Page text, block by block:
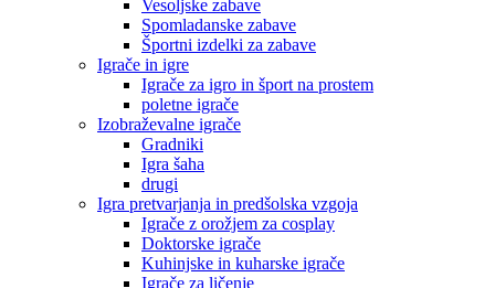
Vesoljske zabave
Spomladanske zabave
Športni izdelki za zabave
Igrače in igre
Igrače za igro in šport na prostem
poletne igrače
Izobraževalne igrače
Gradniki
Igra šaha
drugi
Igra pretvarjanja in predšolska vzgoja
Igrače z orožjem za cosplay
Doktorske igrače
Kuhinjske in kuharske igrače
Igrače za ličenje